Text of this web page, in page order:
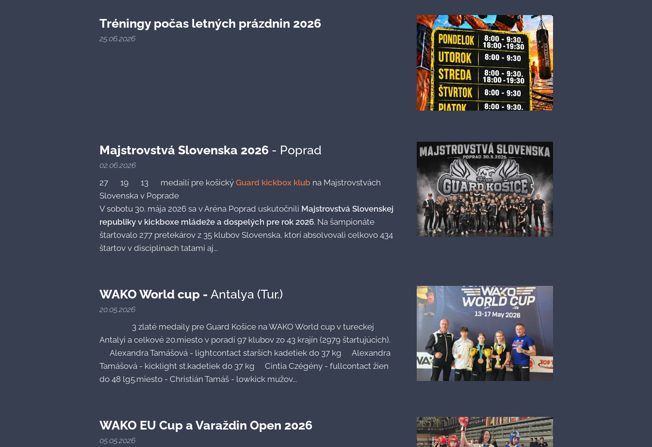
Tréningy počas letných prázdnin 2026
25.06.2026
Majstrovstvá Slovenska 2026 - Poprad
02.06.2026
27🥇 19🥈 13🥉 medailí pre košický Guard kickbox klub na Majstrovstvách
Slovenska v Poprade
V sobotu 30. mája 2026 sa v Aréna Poprad uskutočnili Majstrovstvá Slovenskej
republiky v kickboxe mládeže a dospelých pre rok 2026. Na šampionáte
štartovalo 277 pretekárov z 35 klubov Slovenska, ktorí absolvovali celkovo 434
štartov v disciplínach tatami aj...
WAKO World cup - Antalya (Tur.) 🇹🇷
20.05.2026
🥇🥇🥇 3 zlaté medaily pre Guard Košice na WAKO World cup v tureckej
Antalyi a celkové 20.miesto v poradí 97 klubov zo 43 krajín (2979 štartujúcich).
🥇Alexandra Tamášová - lightcontact starších kadetiek do 37 kg🥇Alexandra
Tamášová - kicklight st.kadetiek do 37 kg🥇Cintia Czégény - fullcontact žien
do 48 lg5.miesto - Christián Tamáš - lowkick mužov...
WAKO EU Cup a Varaždin Open 2026
05.05.2026